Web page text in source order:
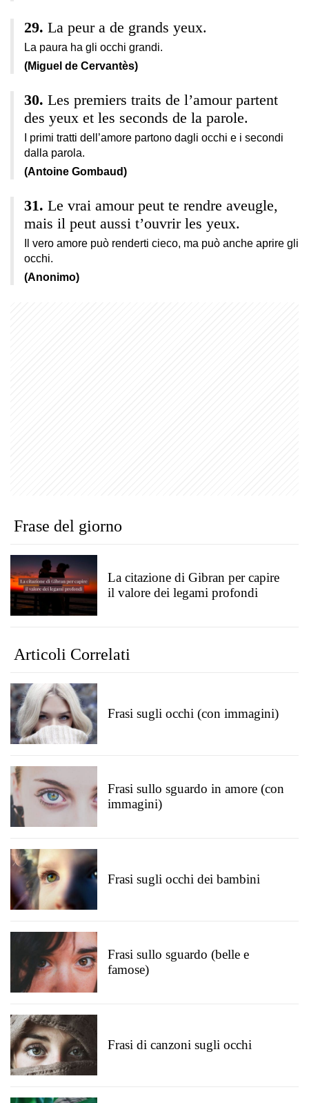
La peur a de grands yeux.
La paura ha gli occhi grandi.
(Miguel de Cervantès)
Les premiers traits de l’amour partent
des yeux et les seconds de la parole.
I primi tratti dell’amore partono dagli occhi e i secondi
dalla parola.
(Antoine Gombaud)
Le vrai amour peut te rendre aveugle,
mais il peut aussi t’ouvrir les yeux.
Il vero amore può renderti cieco, ma può anche aprire gli
occhi.
(Anonimo)
Frase del giorno
La citazione di Gibran per capire
il valore dei legami profondi
Articoli Correlati
Frasi sugli occhi (con immagini)
Frasi sullo sguardo in amore (con
immagini)
Frasi sugli occhi dei bambini
Frasi sullo sguardo (belle e
famose)
Frasi di canzoni sugli occhi